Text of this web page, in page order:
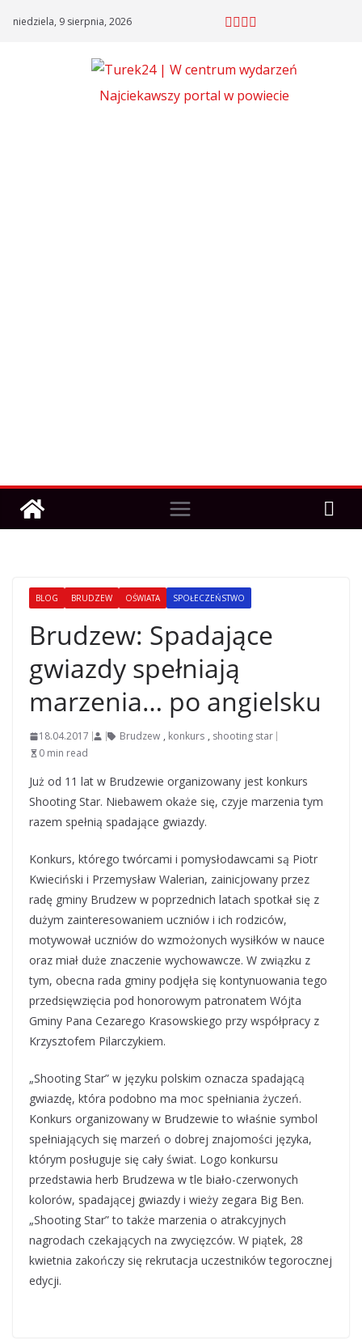
niedziela, 9 sierpnia, 2026
Najciekawszy portal w powiecie
BLOG BRUDZEW OŚWIATA SPOŁECZEŃSTWO
Brudzew: Spadające
gwiazdy spełniają
marzenia… po angielsku
18.04.2017 Brudzew , konkurs , shooting star
0 min read
Już od 11 lat w Brudzewie organizowany jest konkurs
Shooting Star. Niebawem okaże się, czyje marzenia tym
razem spełnią spadające gwiazdy.
Konkurs, którego twórcami i pomysłodawcami są Piotr
Kwieciński i Przemysław Walerian, zainicjowany przez
radę gminy Brudzew w poprzednich latach spotkał się z
dużym zainteresowaniem uczniów i ich rodziców,
motywował uczniów do wzmożonych wysiłków w nauce
oraz miał duże znaczenie wychowawcze. W związku z
tym, obecna rada gminy podjęła się kontynuowania tego
przedsięwzięcia pod honorowym patronatem Wójta
Gminy Pana Cezarego Krasowskiego przy współpracy z
Krzysztofem Pilarczykiem.
„Shooting Star” w języku polskim oznacza spadającą
gwiazdę, która podobno ma moc spełniania życzeń.
Konkurs organizowany w Brudzewie to właśnie symbol
spełniających się marzeń o dobrej znajomości języka,
którym posługuje się cały świat. Logo konkursu
przedstawia herb Brudzewa w tle biało-czerwonych
kolorów, spadającej gwiazdy i wieży zegara Big Ben.
„Shooting Star” to także marzenia o atrakcyjnych
nagrodach czekających na zwycięzców. W piątek, 28
kwietnia zakończy się rekrutacja uczestników tegorocznej
edycji.